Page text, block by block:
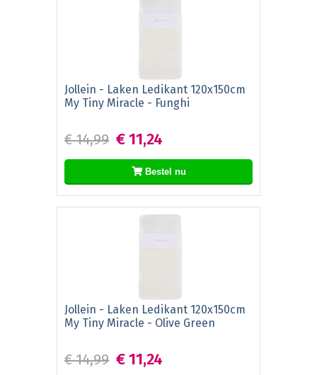
Jollein - Laken Ledikant 120x150cm
My Tiny Miracle - Funghi
€ 14,99 € 11,24
Bestel nu
Jollein - Laken Ledikant 120x150cm
My Tiny Miracle - Olive Green
€ 14,99 € 11,24